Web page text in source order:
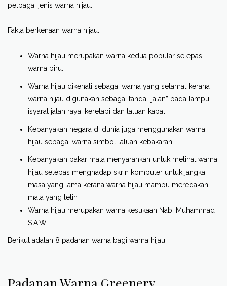
pelbagai jenis warna hijau.
Fakta berkenaan warna hijau:
Warna hijau merupakan warna kedua popular selepas
warna biru.
Warna hijau dikenali sebagai warna yang selamat kerana
warna hijau digunakan sebagai tanda “jalan” pada lampu
isyarat jalan raya, keretapi dan laluan kapal.
Kebanyakan negara di dunia juga menggunakan warna
hijau sebagai warna simbol laluan kebakaran.
Kebanyakan pakar mata menyarankan untuk melihat warna
hijau selepas menghadap skrin komputer untuk jangka
masa yang lama kerana warna hijau mampu meredakan
mata yang letih
Warna hijau merupakan warna kesukaan Nabi Muhammad
S.A.W.
Berikut adalah 8 padanan warna bagi warna hijau:
Padanan Warna Greenery